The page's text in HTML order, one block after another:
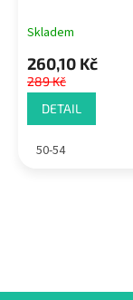
Skladem
260,10 Kč
289 Kč
DETAIL
50-54